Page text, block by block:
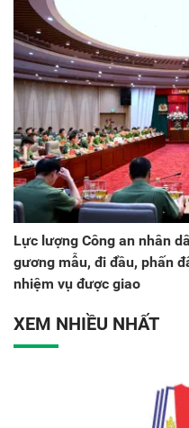
Lực lượng Công an nhân
gương mẫu, đi đầu, phấn
nhiệm vụ được giao
XEM NHIỀU NHẤT